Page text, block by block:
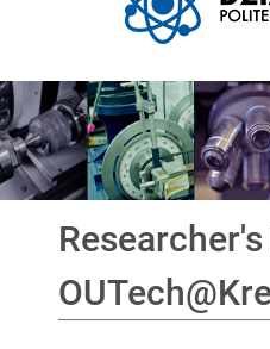
Pokaz slajdów